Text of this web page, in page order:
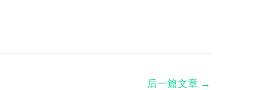
后一篇文章 →